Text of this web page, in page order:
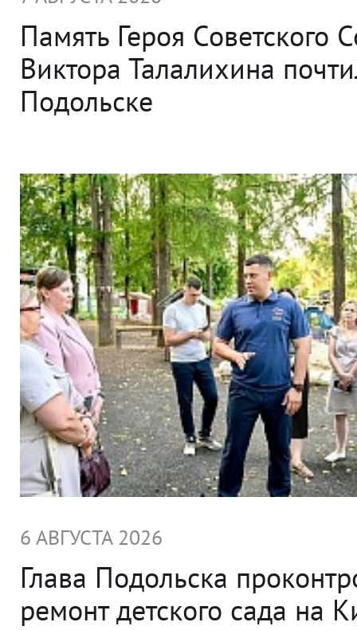
Память Героя Советского
Виктора Талалихина
Подольске
6 АВГУСТА 2026
Глава Подольска
ремонт детского сада на